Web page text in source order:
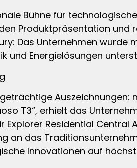
Bühne für
Produktpräsentation
Das Unternehmen
und Energielösungen
Auszeichnungen:
T3“, erhielt das
Explorer Residential Central
an das
Innovationen auf